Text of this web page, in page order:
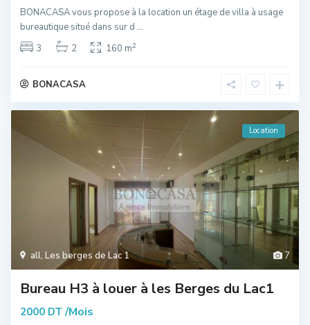
BONACASA vous propose à la location un étage de villa à usage
bureautique situé dans sur d ...
3
2 160 m2
BONACASA
7
all, Les berges de Lac 1
Location
Bureau H3 à louer à les Berges du Lac1
2000 DT /Mois